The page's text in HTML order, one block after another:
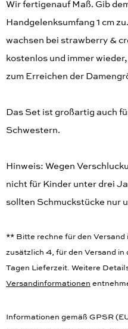
Wir fertigenauf Maß. Gib
Handgelenksumfang 1 cm
wachsen bei strawberry &
kostenlos und immer
zum Erreichen der
Das Set ist großartig auch
Schwestern.
Hinweis: Wegen
nicht für Kinder unter drei
sollten Schmuckstücke nur
** Bitte rechne für den Versand
zusätzlich 4, für den Versand in
Tagen Lieferzeit. Weitere
Versandinformationen
Informationen gemäß GPSR